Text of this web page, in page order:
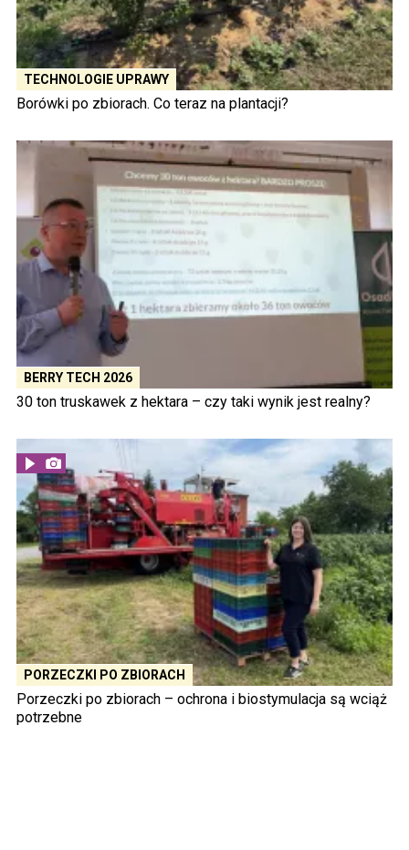
TECHNOLOGIE UPRAWY
Borówki po zbiorach. Co teraz na plantacji?
BERRY TECH 2026
30 ton truskawek z hektara – czy taki wynik jest realny?
PORZECZKI PO ZBIORACH
Porzeczki po zbiorach – ochrona i biostymulacja są wciąż
potrzebne